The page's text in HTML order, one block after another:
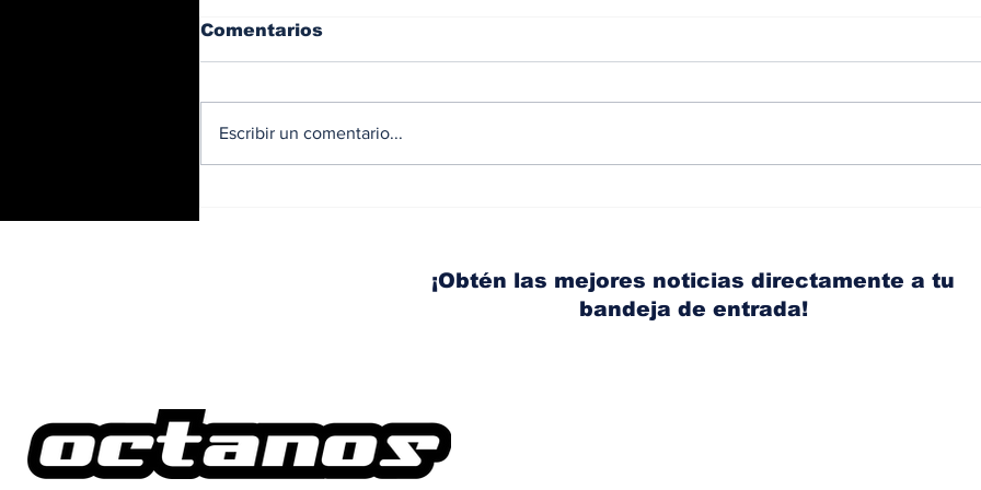
Comentarios
Escribir un comentario...
¡Obtén las mejores noticias directamente a tu
bandeja de entrada!